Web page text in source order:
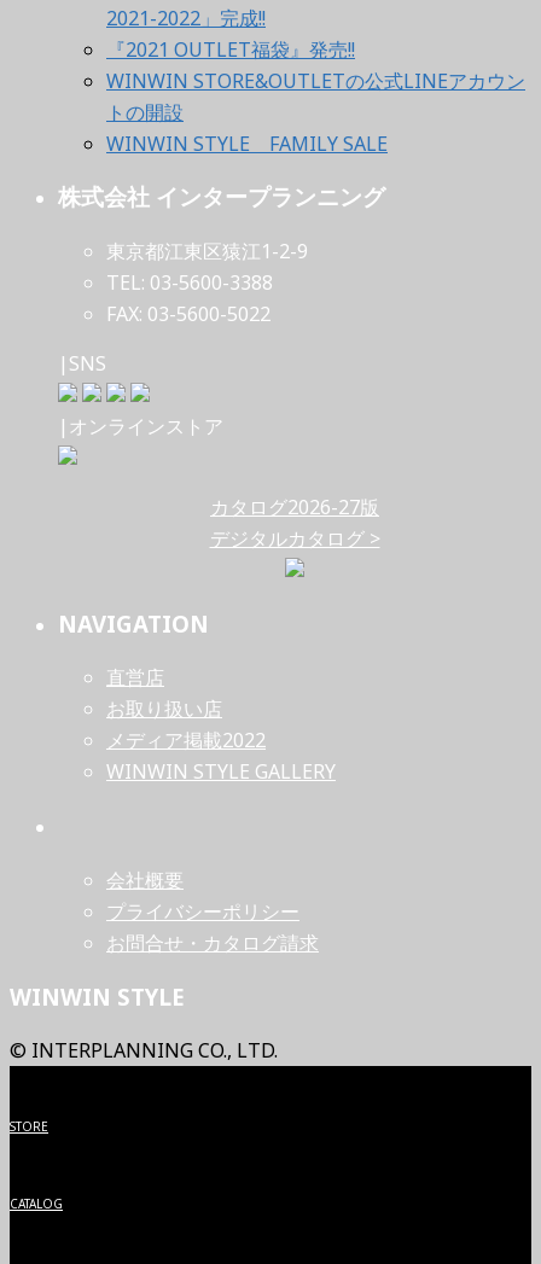
2021-2022」完成!!
『2021 OUTLET福袋』発売!!
WINWIN STORE&OUTLETの公式LINEアカウン
トの開設
WINWIN STYLE FAMILY SALE
株式会社 インタープランニング
東京都江東区猿江1-2-9
TEL: 03-5600-3388
FAX: 03-5600-5022
|SNS
|オンラインストア
カタログ2026-27版
デジタルカタログ >
NAVIGATION
直営店
お取り扱い店
メディア掲載2022
WINWIN STYLE GALLERY
会社概要
プライバシーポリシー
お問合せ・カタログ請求
WINWIN STYLE
© INTERPLANNING CO., LTD.
STORE
CATALOG